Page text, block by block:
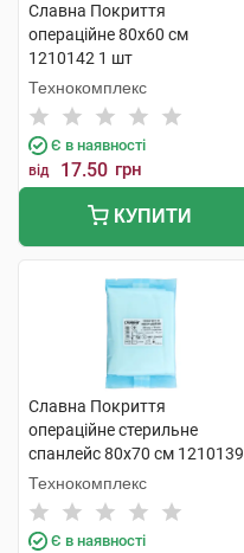
Славна Покриття
операційне 80х60 см
1210142 1 шт
Технокомплекс
Є в наявності
від 17.50 грн
КУПИТИ
Славна Покриття
операційне стерильне
спанлейс 80х70 см 1210139
1 шт
Технокомплекс
Є в наявності